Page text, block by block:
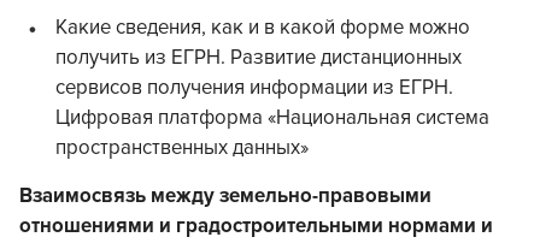
Какие сведения, как и в какой форме можно
получить из ЕГРН. Развитие дистанционных
сервисов получения информации из ЕГРН.
Цифровая платформа «Национальная система
пространственных данных»
Взаимосвязь между земельно-правовыми
отношениями и градостроительными нормами и